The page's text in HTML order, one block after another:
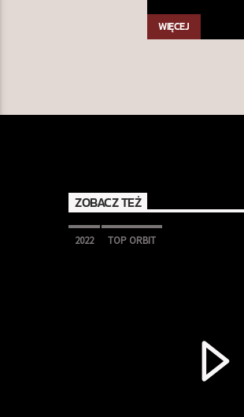
WIĘCEJ
ZOBACZ TEŻ
2022 TOP ORBIT